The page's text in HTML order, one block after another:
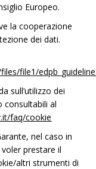
Europeo.
la cooperazione
dei dati.
file1/
sull’utilizzo dei
consultabili al
faq/cookie
nel caso in
prestare il
altri strumenti di